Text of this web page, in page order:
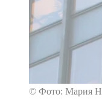
© Фото: Мария